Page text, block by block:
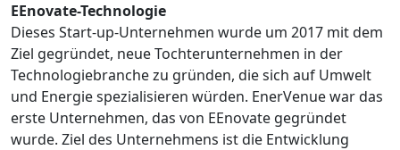
EEnovate-Technologie
Dieses Start-up-Unternehmen wurde um 2017 mit dem
Ziel gegründet, neue Tochterunternehmen in der
Technologiebranche zu gründen, die sich auf Umwelt
und Energie spezialisieren würden. EnerVenue war das
erste Unternehmen, das von EEnovate gegründet
wurde. Ziel des Unternehmens ist die Entwicklung